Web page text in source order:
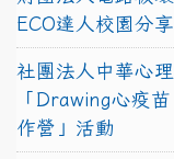
ECO達人校園分
社團法人中華心
「Drawing心疫
作營」活動